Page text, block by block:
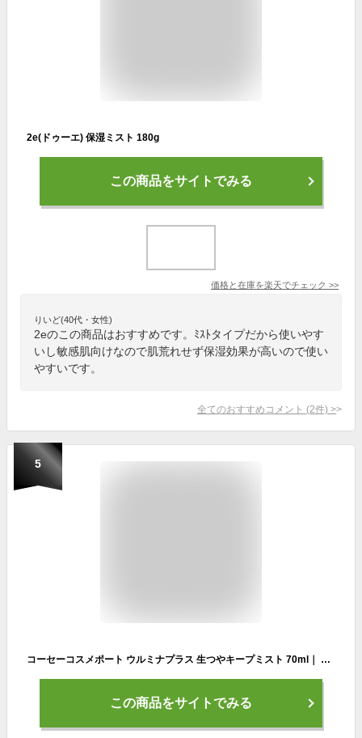
2e(ドゥーエ) 保湿ミスト 180g
この商品をサイトでみる
価格と在庫を楽天でチェック >>
りいど(40代・女性)
2eのこの商品はおすすめです。ﾐｽﾄタイプだから使いやす
いし敏感肌向けなので肌荒れせず保湿効果が高いので使い
やすいです。
全てのおすすめコメント (2件) >
5
コーセーコスメポート ウルミナプラス 生つやキープミスト 70ml｜ 化粧水 美容液ミスト 保湿 ツヤ 携帯 持ち運び 冷感
この商品をサイトでみる